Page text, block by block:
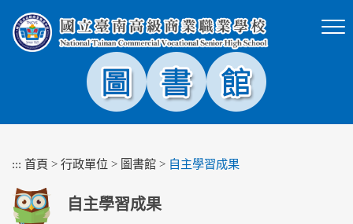
塊
::: 首頁 > 行政單位 > 圖書館 > 自主學習成果
自主學習成果